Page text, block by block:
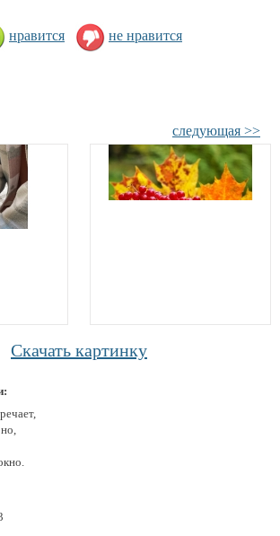
нравится не нравится
следующая >>
Скачать картинку